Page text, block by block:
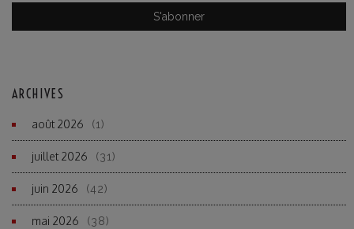
ARCHIVES
août 2026 (1)
juillet 2026 (31)
juin 2026 (42)
mai 2026 (38)